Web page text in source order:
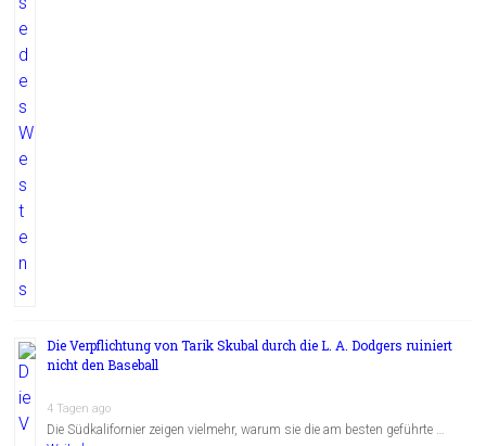
Die Verpflichtung von Tarik Skubal durch die L. A. Dodgers ruiniert
nicht den Baseball
4 Tagen ago
Die Südkalifornier zeigen vielmehr, warum sie die am besten geführte …